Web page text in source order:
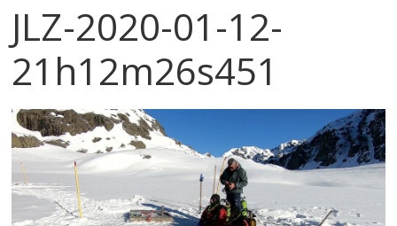
JLZ-2020-01-12-
21h12m26s451